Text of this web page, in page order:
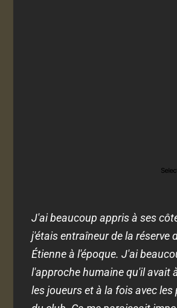
J'ai beaucoup appris à ses
j'étais entraîneur de la réserve
Étienne à l'époque. J'ai
l'approche humaine qu'il avait
les joueurs et à la fois avec les